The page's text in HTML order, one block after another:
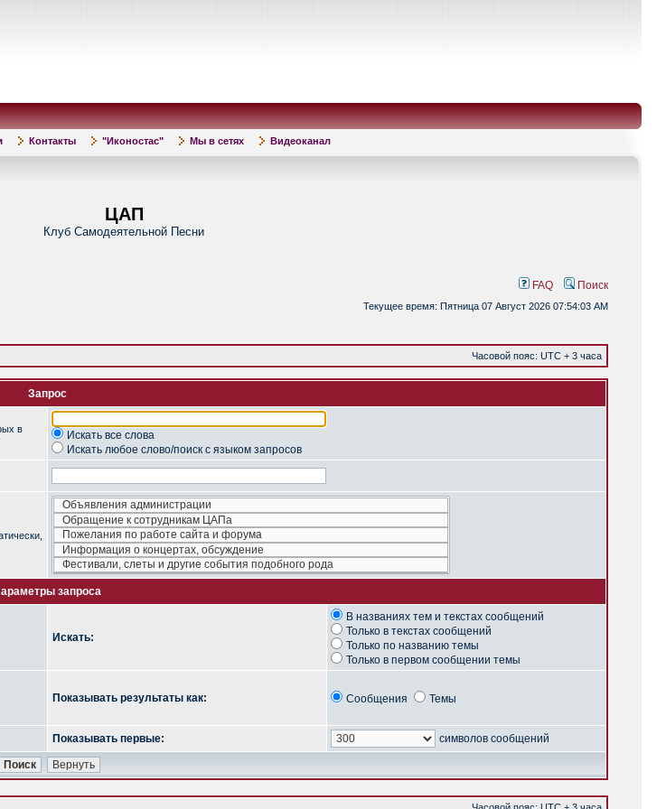
Контакты "Иконостас" Мы в сетях Видеоканал
ЦАП
Клуб Самодеятельной Песни
FAQ Поиск
Текущее время: Пятница 07 Август 2026 07:54:03 AM
Часовой пояс: UTC + 3 часа
Запрос
в
Искать все слова
Искать любое слово/поиск с языком запросов
запроса
Искать:
В названиях тем и текстах сообщений
Только в текстах сообщений
Только по названию темы
Только в первом сообщении темы
Показывать результаты как: Сообщения Темы
Показывать первые: символов сообщений